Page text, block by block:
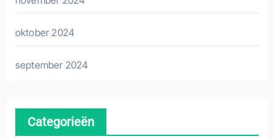
oktober 2024
september 2024
Categorieën